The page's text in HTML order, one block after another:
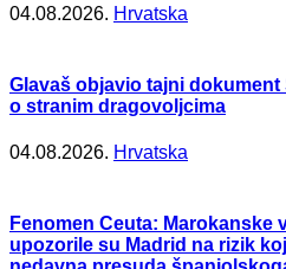
04.08.2026. Hrvatska
Glavaš objavio tajni dokument
o stranim dragovoljcima
04.08.2026. Hrvatska
Fenomen Ceuta: Marokanske
upozorile su Madrid na rizik